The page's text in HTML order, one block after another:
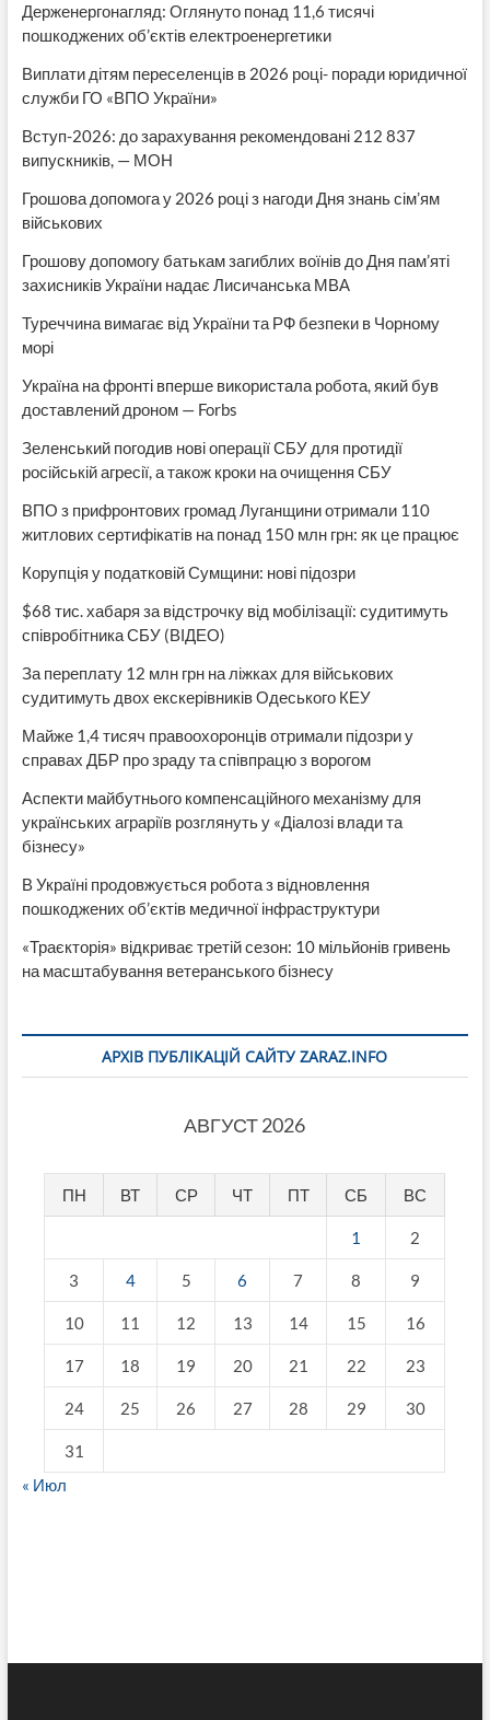
Держенергонагляд: Оглянуто понад 11,6 тисячі
пошкоджених об’єктів електроенергетики
Виплати дітям переселенців в 2026 році- поради юридичної
служби ГО «ВПО України»
Вступ-2026: до зарахування рекомендовані 212 837
випускників, — МОН
Грошова допомога у 2026 році з нагоди Дня знань сім’ям
військових
Грошову допомогу батькам загиблих воїнів до Дня пам’яті
захисників України надає Лисичанська МВА
Туреччина вимагає від України та РФ безпеки в Чорному
морі
Україна на фронті вперше використала робота, який був
доставлений дроном — Forbs
Зеленський погодив нові операції СБУ для протидії
російській агресії, а також кроки на очищення СБУ
ВПО з прифронтових громад Луганщини отримали 110
житлових сертифікатів на понад 150 млн грн: як це працює
Корупція у податковій Сумщини: нові підозри
$68 тис. хабаря за відстрочку від мобілізації: судитимуть
співробітника СБУ (ВІДЕО)
За переплату 12 млн грн на ліжках для військових
судитимуть двох екскерівників Одеського КЕУ
Майже 1,4 тисяч правоохоронців отримали підозри у
справах ДБР про зраду та співпрацю з ворогом
Аспекти майбутнього компенсаційного механізму для
українських аграріїв розглянуть у «Діалозі влади та
бізнесу»
В Україні продовжується робота з відновлення
пошкоджених об’єктів медичної інфраструктури
«Траєкторія» відкриває третій сезон: 10 мільйонів гривень
на масштабування ветеранського бізнесу
АРХІВ ПУБЛІКАЦІЙ САЙТУ ZARAZ.INFO
АВГУСТ 2026
ПН ВТ СР ЧТ ПТ СБ ВС
1 2
3 4 5 6 7 8 9
10 11 12 13 14 15 16
17 18 19 20 21 22 23
24 25 26 27 28 29 30
31
« Июл